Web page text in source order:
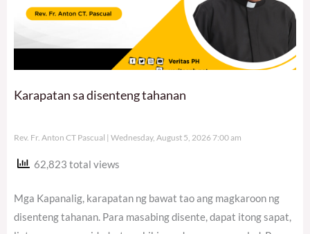
Karapatan sa disenteng tahanan
Rev. Fr. Anton CT Pascual Wednesday, August 5, 2026 7:00 am
62,823 total views
Mga Kapanalig, karapatan ng bawat tao ang magkaroon ng
disenteng tahanan. Para masabing disente, dapat itong sapat,